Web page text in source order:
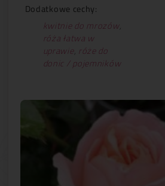
Dodatkowe cechy:
kwitnie do mrozów,
róża łatwa w
uprawie, róże do
donic / pojemników